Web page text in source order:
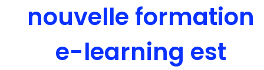
nouvelle formation
e-learning est